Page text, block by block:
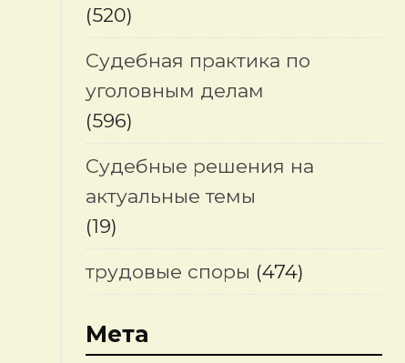
(520)
Судебная практика по
уголовным делам
(596)
Судебные решения на
актуальные темы
(19)
трудовые споры (474)
Мета